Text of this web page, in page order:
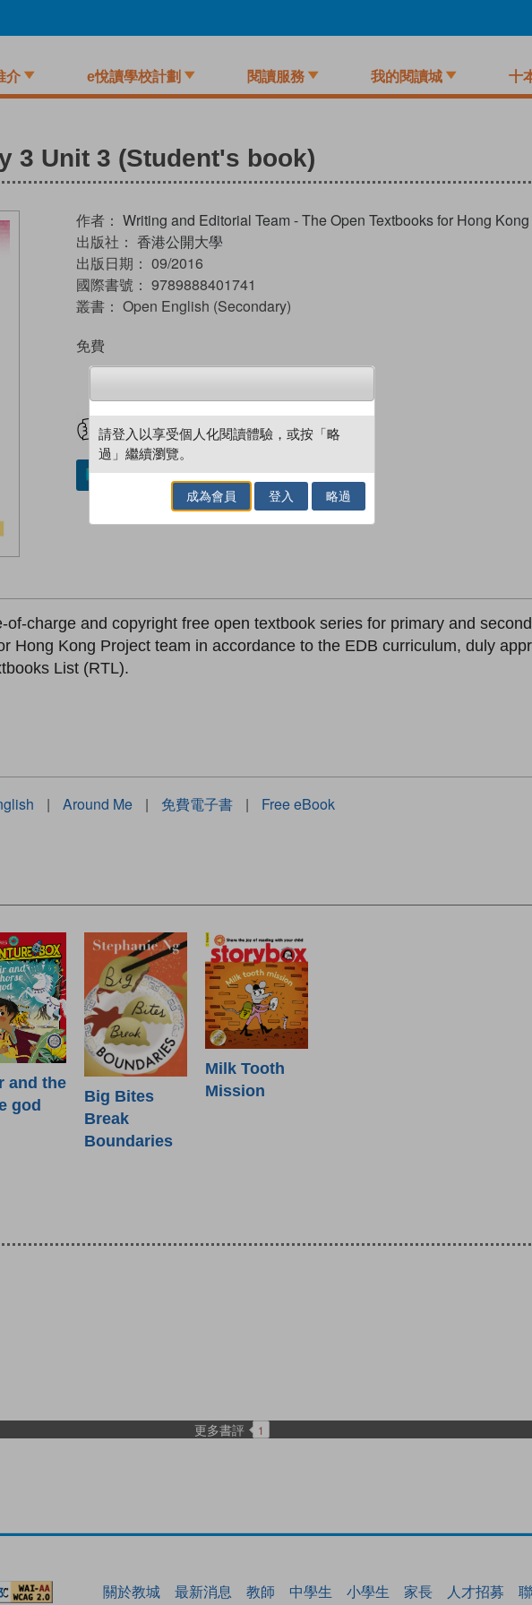
介 e悅讀學校計劃 閱讀服務 我的閱讀城 十
3 Unit 3 (Student's book)
作者： Writing and Editorial Team - The Open Textbooks for Hong Kong
出版社： 香港公開大學
出版日期： 09/2016
國際書號： 9789888401741
叢書： Open English (Secondary)
免費
試閲 加入閱讀紀錄
加入／閱讀電子書
of-charge and copyright free open textbook series for primary and
Hong Kong Project team in accordance to the EDB curriculum, duly
List (RTL).
| Around Me | 免費電子書 | Free eBook
and the
god
Big Bites
Break
Boundaries
Milk Tooth
Mission
更多書評 1
關於教城 最新消息 教師 中學生 小學生 家長 人才招募
請登入以享受個人化閱讀體驗，或按「略
過」繼續瀏覽。
成為會員 登入 略過